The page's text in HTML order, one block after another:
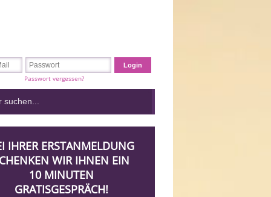
Passwort vergessen?
IHRER ERSTANMELDUNG
WIR IHNEN EIN
10 MINUTEN
GRATISGESPRÄCH!